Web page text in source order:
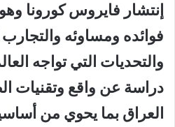
إنتشار فايروس كورونا
فوائده ومساوئه والتجارب
والتحديات التي تواجه
دراسة عن واقع وتقنيات
العراق بما يحوي من